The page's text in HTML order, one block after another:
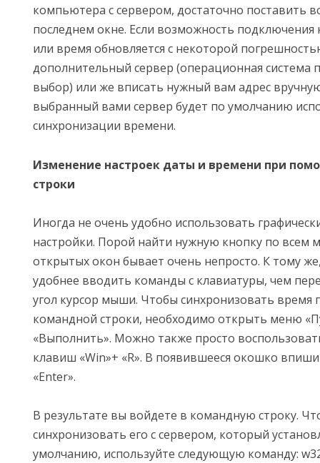
компьютера с сервером, достаточно поставить
последнем окне. Если возможность подключения
или время обновляется с некоторой
дополнительный сервер (операционная система
выбор) или же вписать нужный вам адрес
выбранный вами сервер будет по умолчанию
синхронизации времени.
Изменение настроек даты и времени при
строки
Иногда не очень удобно использовать
настройки. Порой найти нужную кнопку по всем
открытых окон бывает очень непросто. К тому
удобнее вводить команды с клавиатуры, чем
угол курсор мыши. Чтобы синхронизовать
командной строки, необходимо открыть меню
«Выполнить». Можно также просто
клавиш «Win»+ «R». В появившееся окошко
«Enter».
В результате вы войдете в командную строку.
синхронизовать его с сервером, который
умолчанию, используйте следующую команду: